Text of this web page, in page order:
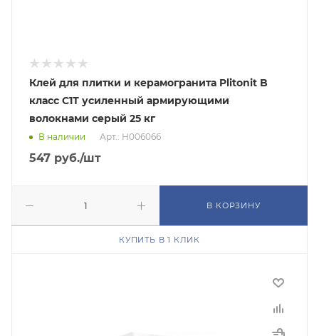
Клей для плитки и керамогранита Plitonit B
класс С1Т усиленный армирующими
волокнами серый 25 кг
В наличии Арт.: Н006066
547 руб./шт
В КОРЗИНУ
КУПИТЬ В 1 КЛИК